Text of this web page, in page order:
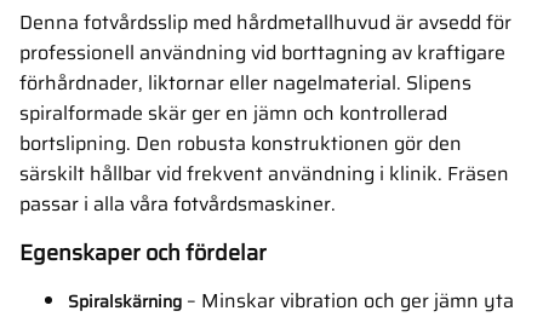
Denna fotvårdsslip med hårdmetallhuvud är avsedd för
professionell användning vid borttagning av kraftigare
förhårdnader, liktornar eller nagelmaterial. Slipens
spiralformade skär ger en jämn och kontrollerad
bortslipning. Den robusta konstruktionen gör den
särskilt hållbar vid frekvent användning i klinik. Fräsen
passar i alla våra fotvårdsmaskiner.
Egenskaper och fördelar
Spiralskärning – Minskar vibration och ger jämn yta